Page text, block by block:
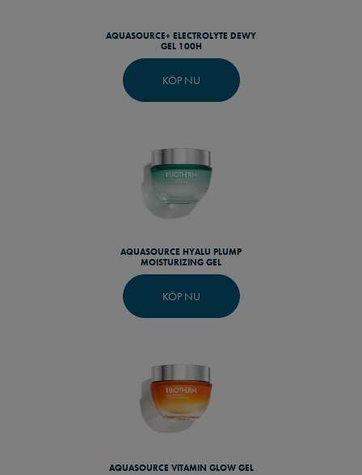
AQUASOURCE+ ELECTROLYTE DEWY
GEL 100H
KÖP NU
AQUASOURCE HYALU PLUMP
MOISTURIZING GEL
KÖP NU
AQUASOURCE VITAMIN GLOW GEL